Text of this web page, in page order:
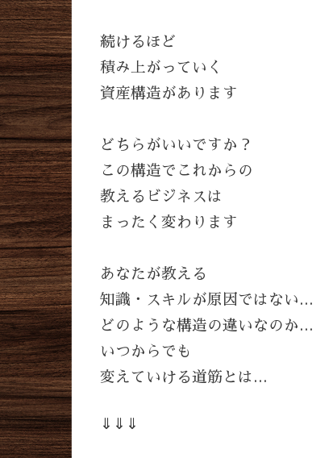
続けるほど
積み上がっていく
資産構造があります
どちらがいいですか？
この構造でこれからの
教えるビジネスは
まったく変わります
あなたが教える
知識・スキルが原因ではない…
どのような構造の違いなのか…
いつからでも
変えていける道筋とは…
⇓⇓⇓